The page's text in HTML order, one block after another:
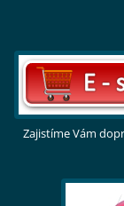
Zajistíme Vám